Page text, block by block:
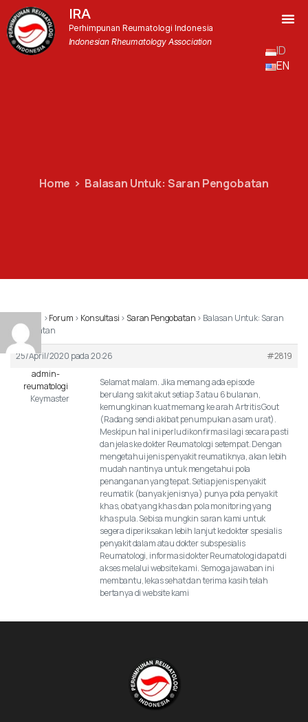
IRA
Perhimpunan Reumatologi Indonesia
Indonesian Rheumatology Association
ID
EN
Home Balasan Untuk: Saran Pengobatan
›Forum › Konsultasi ›Saran Pengobatan › Balasan Untuk: Saran
Pengobatan
25/April/2020 pada 20:26
#2819
admin-
reumatologi
Keymaster
Selamat malam. Jika memang ada episode
berulang sakit akut setiap 3 atau 6 bulanan,
kemungkinan kuat memang ke arah Artritis Gout
(Radang sendi akibat penumpukan asam urat).
Meskipun hal ini perlu dikonfirmasi lagi secara pasti
dan jelas ke dokter Reumatologi setempat. Dengan
mengetahui jenis penyakit reumatiknya, akan lebih
mudah nantinya untuk mengetahui pola
penanganan yang tepat. Setiap jenis penyakit
reumatik (banyak jenisnya) punya pola penyakit
khas, obat yang khas dan pola monitoring yang
khas pula. Sebisa mungkin saran kami untuk
segera diperiksakan lebih lanjut ke dokter spesialis
penyakit dalam atau dokter subspesialis
Reumatologi, informasi dokter Reumatologi dapat di
akses melalui website kami. Semoga jawaban ini
membantu, lekas sehat dan terima kasih telah
bertanya di website kami